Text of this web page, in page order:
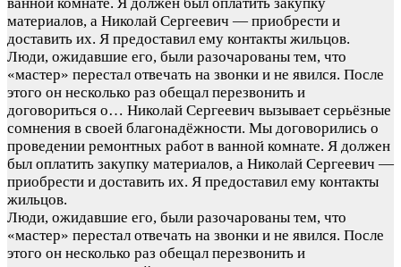
ванной комнате. Я должен был оплатить закупку
материалов, а Николай Сергеевич — приобрести и
доставить их. Я предоставил ему контакты жильцов.
Люди, ожидавшие его, были разочарованы тем, что
«мастер» перестал отвечать на звонки и не явился. После
этого он несколько раз обещал перезвонить и
договориться о… Николай Сергеевич вызывает серьёзные
сомнения в своей благонадёжности. Мы договорились о
проведении ремонтных работ в ванной комнате. Я должен
был оплатить закупку материалов, а Николай Сергеевич —
приобрести и доставить их. Я предоставил ему контакты
жильцов.
Люди, ожидавшие его, были разочарованы тем, что
«мастер» перестал отвечать на звонки и не явился. После
этого он несколько раз обещал перезвонить и